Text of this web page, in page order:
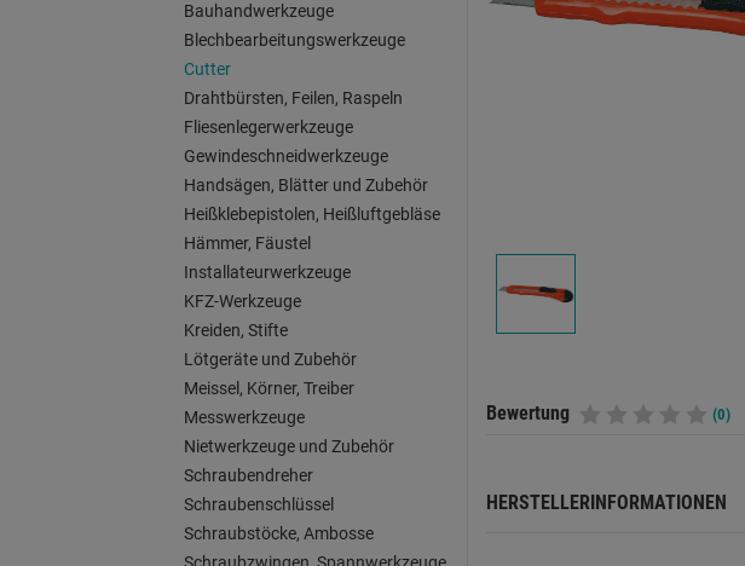
Bauhandwerkzeuge
Blechbearbeitungswerkzeuge
Cutter
Drahtbürsten, Feilen, Raspeln
Fliesenlegerwerkzeuge
Gewindeschneidwerkzeuge
Handsägen, Blätter und Zubehör
Heißklebepistolen, Heißluftgebläse
Hämmer, Fäustel
Installateurwerkzeuge
KFZ-Werkzeuge
Kreiden, Stifte
Lötgeräte und Zubehör
Meissel, Körner, Treiber
Messwerkzeuge
Nietwerkzeuge und Zubehör
Schraubendreher
Schraubenschlüssel
Schraubstöcke, Ambosse
Bewertung (0)
HERSTELLERINFORMATIONEN